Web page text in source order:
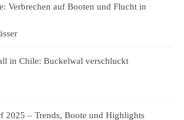
Verbrechen auf Booten und Flucht in
in Chile: Buckelwal verschluckt
2025 – Trends, Boote und Highlights